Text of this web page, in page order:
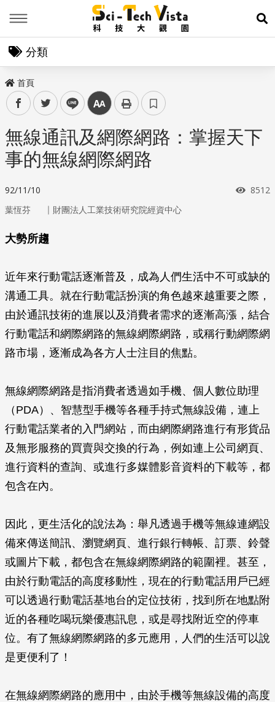
展
分類
首頁
facebooktwitter line 中
無線通訊及網際網路：掌握天下
事的無線網際網路
92/11/10 瀏覽
8512
葉恆芬 ｜ 財團法人工業技術研究院經資中心
大勢所趨
近年來行動電話逐漸普及，成為人們生活中不可或缺的
溝通工具。就在行動電話扮演的角色越來越重要之際，
由於通訊技術的進展以及消費者需求的逐漸高漲，結合
行動電話和網際網路的無線網際網路，或稱行動網際網
路市場，逐漸成為各方人士注目的焦點。
無線網際網路是指消費者透過如手機、個人數位助理
（PDA）、智慧型手機等各種手持式無線設備，連上
行動電話業者的入門網站，而由網際網路進行有形貨品
及無形服務的買賣與交換的行為，例如連上公司網頁、
進行資料的查詢、或進行多媒體影音資料的下載等，都
包含在內。
因此，更生活化的說法為：舉凡透過手機等無線連網設
備來傳送簡訊、瀏覽網頁、進行銀行轉帳、訂票、鈴聲
或圖片下載，都包含在無線網際網路的範圍裡。甚至，
由於行動電話的高度移動性，現在的行動電話用戶已經
可以透過行動電話基地台的定位技術，找到所在地點附
近的各種吃喝玩樂優惠訊息，或是尋找附近空的停車
位。有了無線網際網路的多元應用，人們的生活可以說
是更便利了！
在無線網際網路的應用中，由於手機等無線設備的高度